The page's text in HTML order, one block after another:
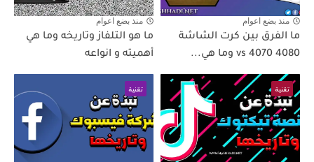
منذ بضع اعوام
ما الفرق بين كرت الشاشة
4080 vs 4070 وما هي...
منذ بضع اعوام
ما هو التلفاز وتاريخه وما هي
أهميته و انواعه
تقنية تقنية